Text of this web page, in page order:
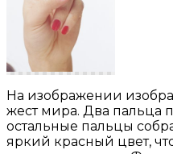
На изображении
жест мира. Два пальца
остальные пальцы
яркий красный цвет,